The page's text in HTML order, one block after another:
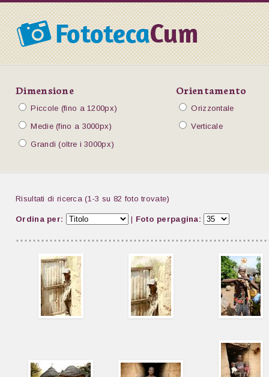
Dimensione Orientamento
Piccole (fino a 1200px)
Orizzontale
Medie (fino a 3000px)
Verticale
Grandi (oltre i 3000px)
Risultati di ricerca (1-3 su 82 foto trovate)
Ordina per: | Foto perpagina: